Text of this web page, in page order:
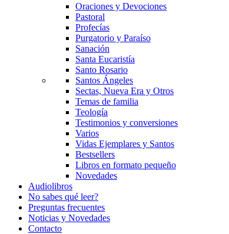
Oraciones y Devociones
Pastoral
Profecías
Purgatorio y Paraíso
Sanación
Santa Eucaristía
Santo Rosario
Santos Ángeles
Sectas, Nueva Era y Otros
Temas de familia
Teología
Testimonios y conversiones
Varios
Vidas Ejemplares y Santos
Bestsellers
Libros en formato pequeño
Novedades
Audiolibros
No sabes qué leer?
Preguntas frecuentes
Noticias y Novedades
Contacto